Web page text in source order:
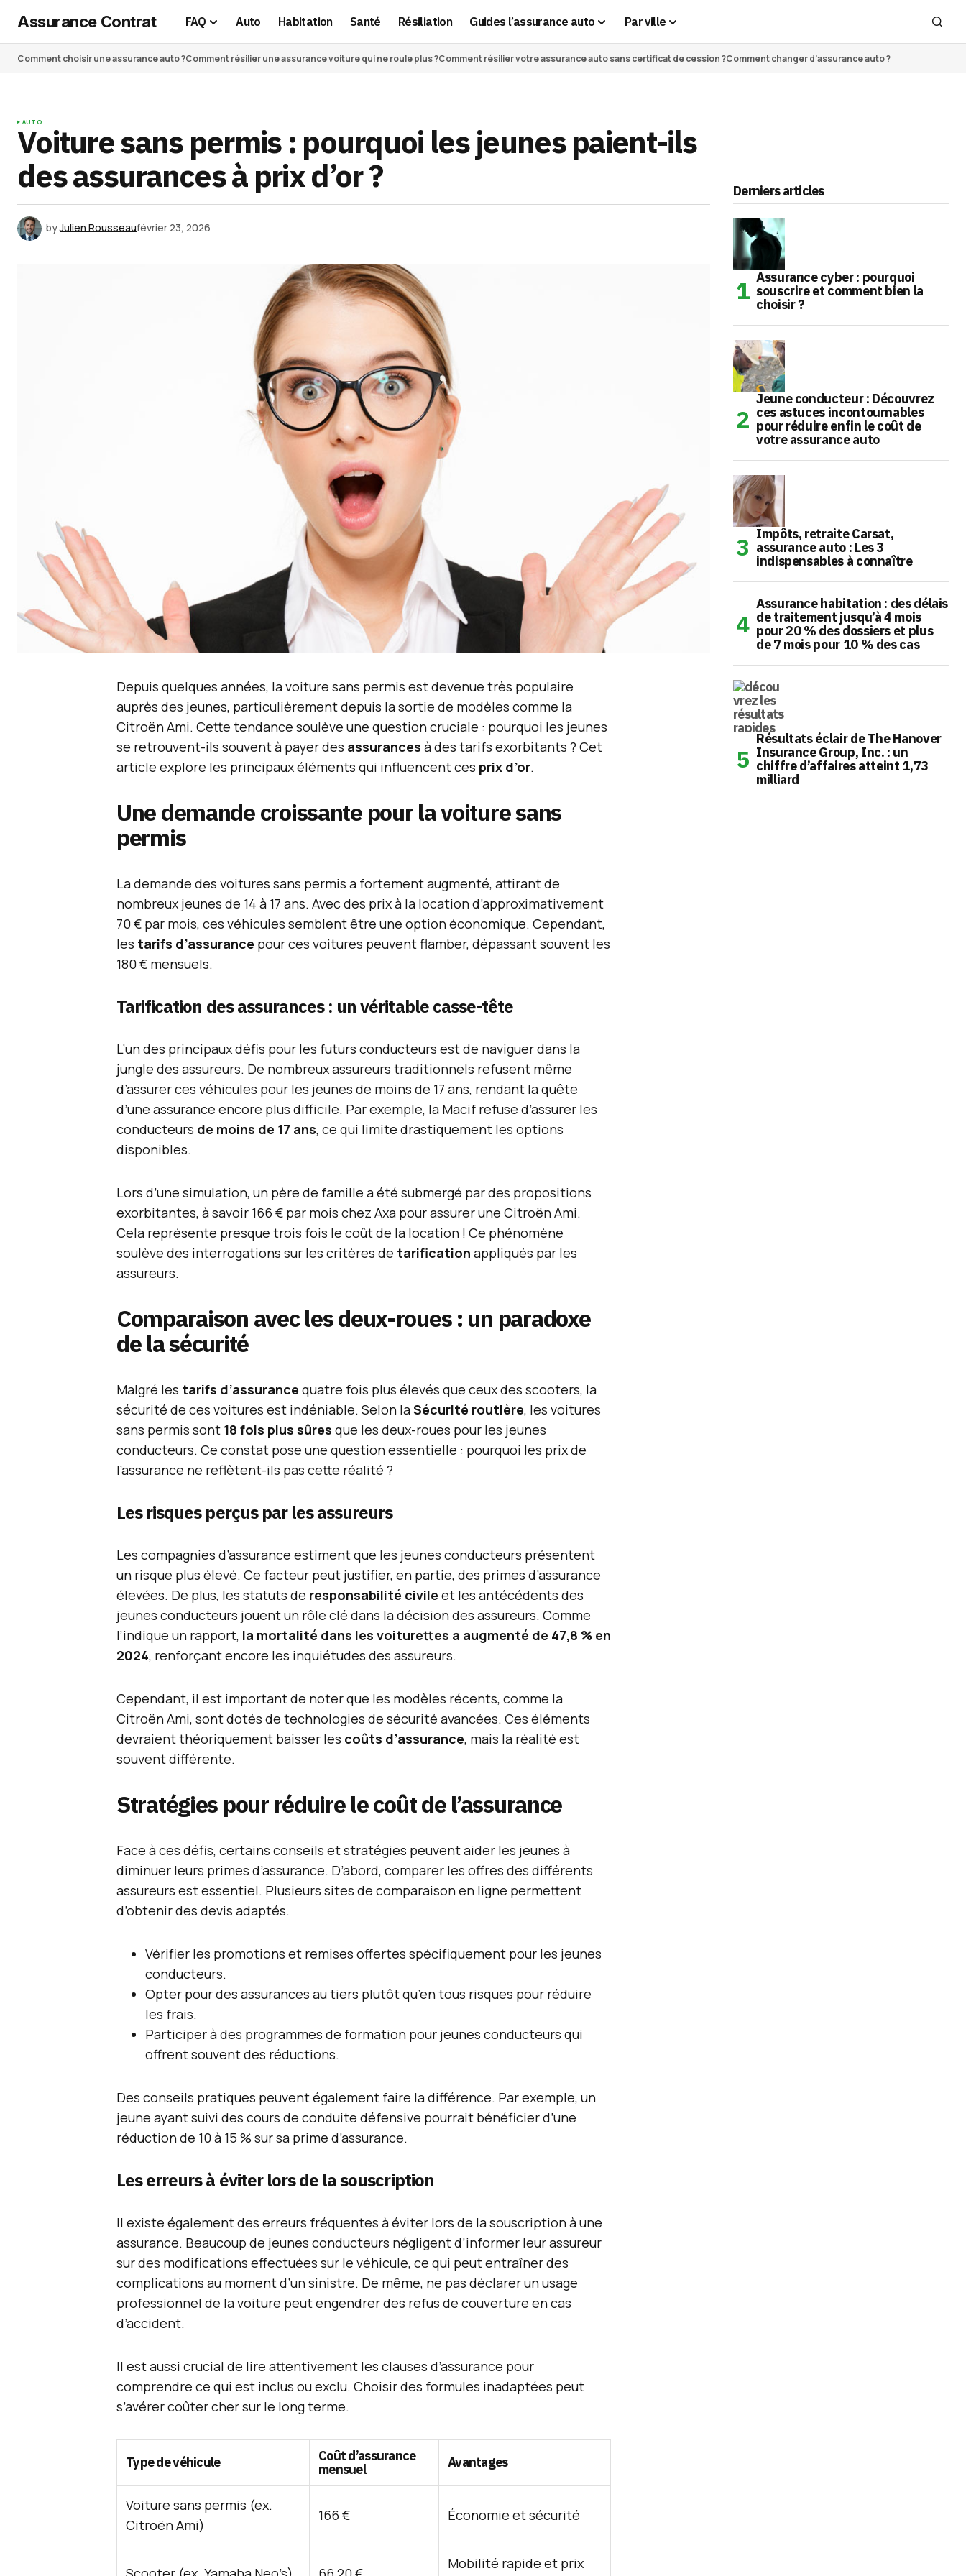
Assurance Contrat FAQ Auto Habitation Santé Résiliation Guides l’assurance auto Par ville
Comment choisir une assurance auto ?Comment résilier une assurance voiture qui ne roule plus ?Comment résilier votre assurance auto sans certificat de cession ?Comment changer d’assurance auto ?
AUTO
Voiture sans permis : pourquoi les jeunes paient-ils
des assurances à prix d’or ?
byJulien Rousseaufévrier 23, 2026
Depuis quelques années, la voiture sans permis est devenue très populaire
auprès des jeunes, particulièrement depuis la sortie de modèles comme la
Citroën Ami. Cette tendance soulève une question cruciale : pourquoi les jeunes
se retrouvent-ils souvent à payer des assurances à des tarifs exorbitants ? Cet
article explore les principaux éléments qui influencent ces prix d’or.
Une demande croissante pour la voiture sans
permis
La demande des voitures sans permis a fortement augmenté, attirant de
nombreux jeunes de 14 à 17 ans. Avec des prix à la location d’approximativement
70 € par mois, ces véhicules semblent être une option économique. Cependant,
les tarifs d’assurance pour ces voitures peuvent flamber, dépassant souvent les
180 € mensuels.
Tarification des assurances : un véritable casse-tête
L’un des principaux défis pour les futurs conducteurs est de naviguer dans la
jungle des assureurs. De nombreux assureurs traditionnels refusent même
d’assurer ces véhicules pour les jeunes de moins de 17 ans, rendant la quête
d’une assurance encore plus difficile. Par exemple, la Macif refuse d’assurer les
conducteurs de moins de 17 ans, ce qui limite drastiquement les options
disponibles.
Lors d’une simulation, un père de famille a été submergé par des propositions
exorbitantes, à savoir 166 € par mois chez Axa pour assurer une Citroën Ami.
Cela représente presque trois fois le coût de la location ! Ce phénomène
soulève des interrogations sur les critères de tarification appliqués par les
assureurs.
Comparaison avec les deux-roues : un paradoxe
de la sécurité
Malgré les tarifs d’assurance quatre fois plus élevés que ceux des scooters, la
sécurité de ces voitures est indéniable. Selon laSécurité routière, les voitures
sans permis sont 18 fois plus sûres que les deux-roues pour les jeunes
conducteurs. Ce constat pose une question essentielle : pourquoi les prix de
l’assurance ne reflètent-ils pas cette réalité ?
Les risques perçus par les assureurs
Les compagnies d’assurance estiment que les jeunes conducteurs présentent
un risque plus élevé. Ce facteur peut justifier, en partie, des primes d’assurance
élevées. De plus, les statuts de responsabilité civile et les antécédents des
jeunes conducteurs jouent un rôle clé dans la décision des assureurs. Comme
l’indique un rapport, la mortalité dans les voiturettes a augmenté de 47,8 % en
2024, renforçant encore les inquiétudes des assureurs.
Cependant, il est important de noter que les modèles récents, comme la
Citroën Ami, sont dotés de technologies de sécurité avancées. Ces éléments
devraient théoriquement baisser les coûts d’assurance, mais la réalité est
souvent différente.
Stratégies pour réduire le coût de l’assurance
Face à ces défis, certains conseils et stratégies peuvent aider les jeunes à
diminuer leurs primes d’assurance. D’abord, comparer les offres des différents
assureurs est essentiel. Plusieurs sites de comparaison en ligne permettent
d’obtenir des devis adaptés.
Vérifier les promotions et remises offertes spécifiquement pour les jeunes
conducteurs.
Opter pour des assurances au tiers plutôt qu’en tous risques pour réduire
les frais.
Participer à des programmes de formation pour jeunes conducteurs qui
offrent souvent des réductions.
Des conseils pratiques peuvent également faire la différence. Par exemple, un
jeune ayant suivi des cours de conduite défensive pourrait bénéficier d’une
réduction de 10 à 15 % sur sa prime d’assurance.
Les erreurs à éviter lors de la souscription
Il existe également des erreurs fréquentes à éviter lors de la souscription à une
assurance. Beaucoup de jeunes conducteurs négligent d’informer leur assureur
sur des modifications effectuées sur le véhicule, ce qui peut entraîner des
complications au moment d’un sinistre. De même, ne pas déclarer un usage
professionnel de la voiture peut engendrer des refus de couverture en cas
d’accident.
Il est aussi crucial de lire attentivement les clauses d’assurance pour
comprendre ce qui est inclus ou exclu. Choisir des formules inadaptées peut
s’avérer coûter cher sur le long terme.
Type de véhicule
Coût d’assurance
mensuel
Avantages
Voiture sans permis (ex.
Citroën Ami)
166 € Économie et sécurité
Mobilité rapide et prix
Derniers articles
Assurance cyber : pourquoi
souscrire et comment bien la
choisir ?
Jeune conducteur : Découvrez
ces astuces incontournables
pour réduire enfin le coût de
votre assurance auto
Impôts, retraite Carsat,
assurance auto : Les 3
indispensables à connaître
Assurance habitation : des délais
de traitement jusqu’à 4 mois
pour 20 % des dossiers et plus
de 7 mois pour 10 % des cas
Résultats éclair de The Hanover
Insurance Group, Inc. : un
chiffre d’affaires atteint 1,73
milliard